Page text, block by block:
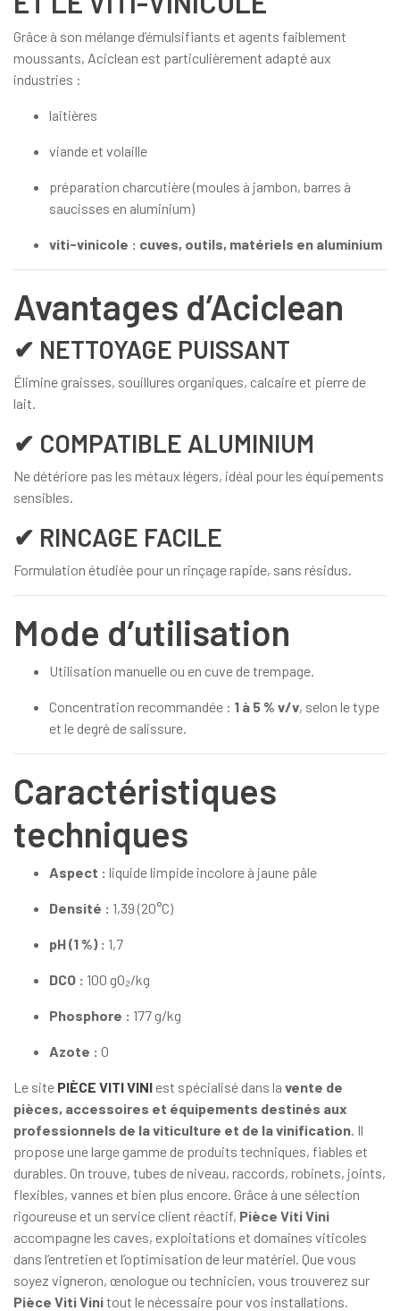
Grâce à son mélange d’émulsifiants et agents faiblement
moussants, Aciclean est particulièrement adapté aux
industries :
laitières
viande et volaille
préparation charcutière (moules à jambon, barres à
saucisses en aluminium)
viti-vinicole : cuves, outils, matériels en aluminium
Avantages d’Aciclean
✔ NETTOYAGE PUISSANT
Élimine graisses, souillures organiques, calcaire et pierre de
lait.
✔ COMPATIBLE ALUMINIUM
Ne détériore pas les métaux légers, idéal pour les équipements
sensibles.
✔ RINCAGE FACILE
Formulation étudiée pour un rinçage rapide, sans résidus.
Mode d’utilisation
Utilisation manuelle ou en cuve de trempage.
Concentration recommandée : 1 à 5 % v/v, selon le type
et le degré de salissure.
Caractéristiques
techniques
Aspect : liquide limpide incolore à jaune pâle
Densité : 1,39 (20°C)
pH (1 %) : 1,7
DCO : 100 gO₂/kg
Phosphore : 177 g/kg
Azote : 0
Le site PIÈCE VITI VINIest spécialisé dans la vente de
pièces, accessoires et équipements destinés aux
professionnels de la viticulture et de la vinification . Il
propose une large gamme de produits techniques, fiables et
durables. On trouve, tubes de niveau, raccords, robinets, joints,
flexibles, vannes et bien plus encore. Grâce à une sélection
rigoureuse et un service client réactif, Pièce Viti Vini
accompagne les caves, exploitations et domaines viticoles
dans l’entretien et l’optimisation de leur matériel. Que vous
soyez vigneron, œnologue ou technicien, vous trouverez sur
Pièce Viti Vinitout le nécessaire pour vos installations.